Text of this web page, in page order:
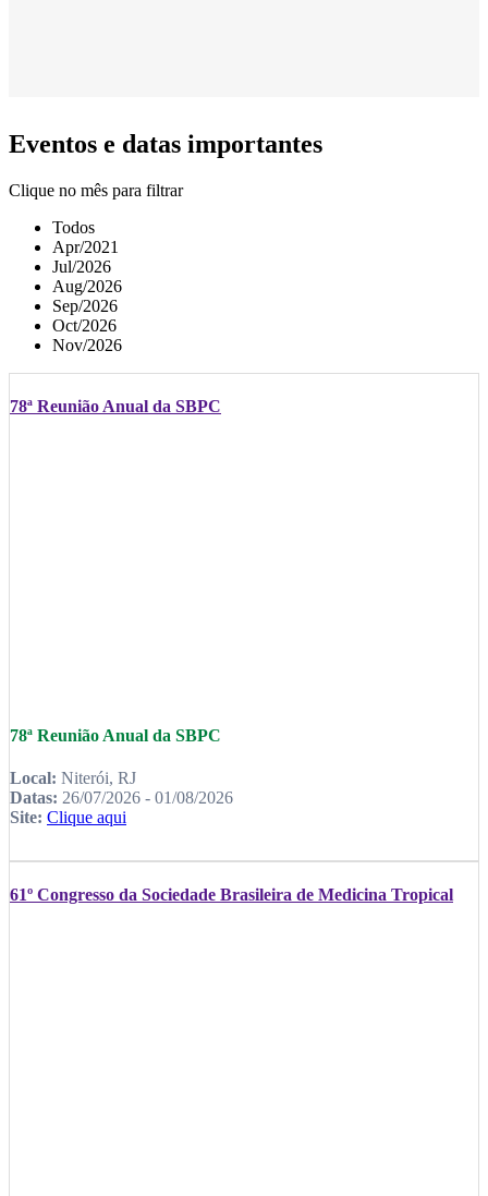
Eventos e datas importantes
Clique no mês para filtrar
Todos
Apr/2021
Jul/2026
Aug/2026
Sep/2026
Oct/2026
Nov/2026
78ª Reunião Anual da SBPC
78ª Reunião Anual da SBPC
Local: Niterói, RJ
Datas: 26/07/2026 - 01/08/2026
Site: Clique aqui
61º Congresso da Sociedade Brasileira de Medicina Tropical